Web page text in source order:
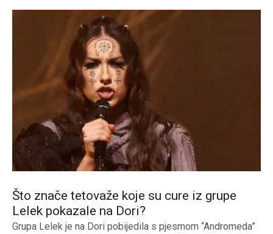
Što znače tetovaže koje su cure iz grupe
Lelek pokazale na Dori?
Grupa Lelek je na Dori pobijedila s pjesmom “Andromeda”